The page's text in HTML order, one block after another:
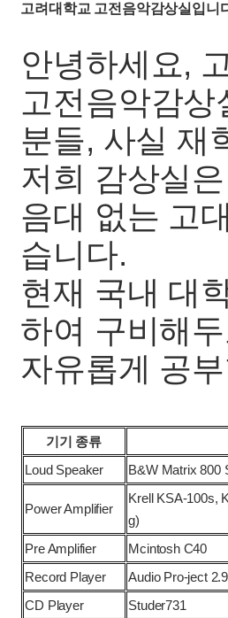
고려대학교 고전음악감상실입니
안녕하세요,
고전음악감
분들, 사실 재
저희 감상실
음대 없는 고
습니다.
현재 국내 대
하여 구비해
자유롭게 공
기기 종류
Loud Speaker
B&W Matrix 800
Power Amplifier
Krell KSA-100s,
g)
Pre Amplifier
Mcintosh C40
Record Player
Audio Pro-ject 2.9
CD Player
Studer731